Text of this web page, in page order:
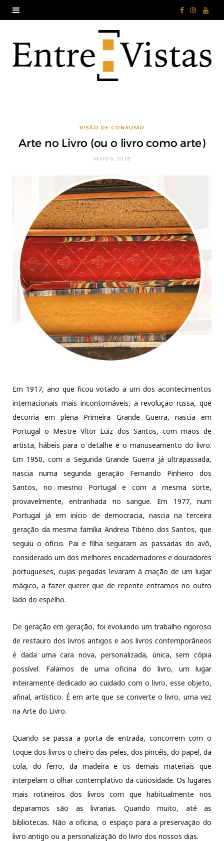
F
c
I Y
u
VISÃO DE CONSUMO
Arte no Livro (ou o livro como arte)
MAIO 6, 2018
Em 1917, ano que ficou votado a um dos acontecimentos
internacionais mais incontornáveis, a revolução russa, que
decorria em plena Primeira Grande Guerra, nascia em
Portugal o Mestre Vítor Luiz dos Santos, com mãos de
artista, hábeis para o detalhe e o manuseamento do livro.
Em 1950, com a Segunda Grande Guerra já ultrapassada,
nascia numa segunda geração Fernando Pinheiro dos
Santos, no mesmo Portugal e com a mesma sorte,
provavelmente, entranhada no sangue. Em 1977, num
Portugal já em início de democracia, nascia na terceira
geração da mesma família Andreia Tibério dos Santos, que
seguiu o ofício. Pai e filha seguiram as passadas do avô,
considerado um dos melhores encadernadores e douradores
portugueses, cujas pegadas levaram à criação de um lugar
mágico, a fazer querer que de repente entramos no outro
lado do espelho.
De geração em geração, foi evoluindo um trabalho rigoroso
de restauro dos livros antigos e aos livros contemporâneos
é dada uma cara nova, personalizada, única, sem cópia
possível. Falamos de uma oficina do livro, um lugar
inteiramente dedicado ao cuidado com o livro, esse objeto,
afinal, artístico. É em arte que se converte o livro, uma vez
na Arte do Livro.
Quando se passa a porta de entrada, concorrem com o
toque dos livros o cheiro das peles, dos pincéis, do papel, da
cola, do ferro, da madeira e os demais materiais que
interpelam o olhar contemplativo da curiosidade. Os lugares
mais rotineiros dos livros com que habitualmente nos
deparamos são as livrarias. Quando muito, até as
bibliotecas. Não a oficina, o espaço para a preservação do
livro antigo ou a personalização do livro dos nossos dias.